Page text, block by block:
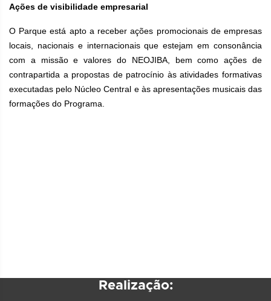
Ações de visibilidade empresarial
O Parque está apto a receber ações promocionais de empresas
locais, nacionais e internacionais que estejam em consonância
com a missão e valores do NEOJIBA, bem como ações de
contrapartida a propostas de patrocínio às atividades formativas
executadas pelo Núcleo Central e às apresentações musicais das
formações do Programa.
Realização: